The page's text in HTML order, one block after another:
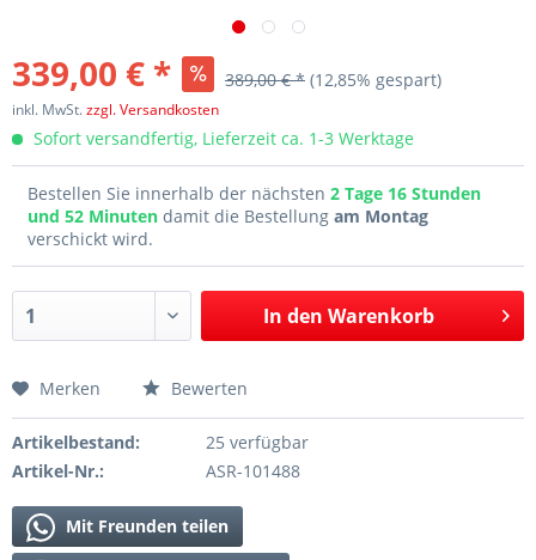
339,00 € * 389,00 € * (12,85% gespart)
inkl. MwSt.zzgl. Versandkosten
Sofort versandfertig, Lieferzeit ca. 1-3 Werktage
Bestellen Sie innerhalb der nächsten 2 Tage 16 Stunden
und 52 Minuten damit die Bestellung am Montag
verschickt wird.
In den Warenkorb
Merken Bewerten
Artikelbestand:
25 verfügbar
Artikel-Nr.:
ASR-101488
Mit Freunden teilen